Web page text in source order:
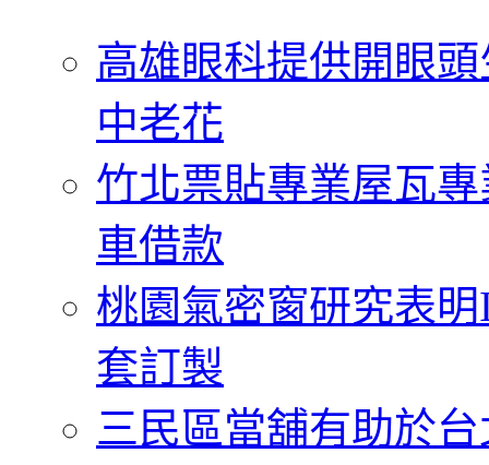
高雄眼科提供開眼
中老花
竹北票貼專業屋瓦
車借款
桃園氣密窗研究表
套訂製
三民區當舖有助於